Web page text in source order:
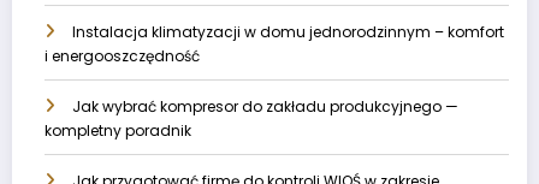
Instalacja klimatyzacji w domu jednorodzinnym – komfort
i energooszczędność
Jak wybrać kompresor do zakładu produkcyjnego —
kompletny poradnik